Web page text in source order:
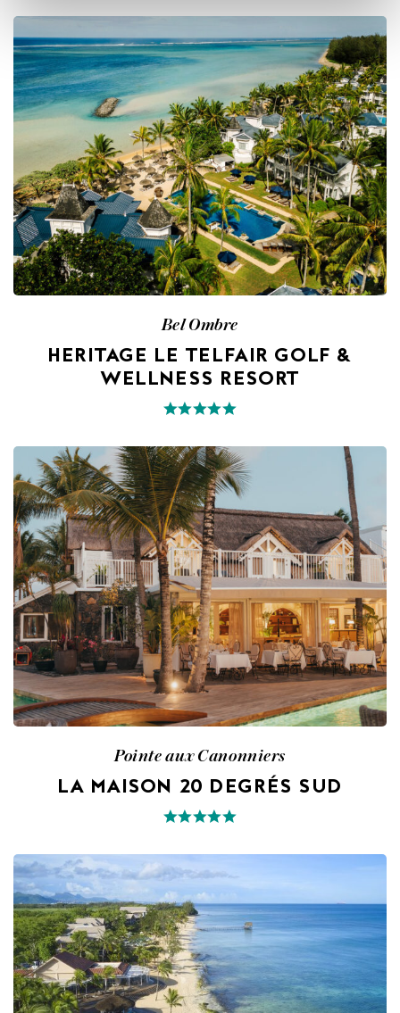
Bel Ombre
HERITAGE LE TELFAIR GOLF &
WELLNESS RESORT
Pointe aux Canonniers
LA MAISON 20 DEGRÉS SUD